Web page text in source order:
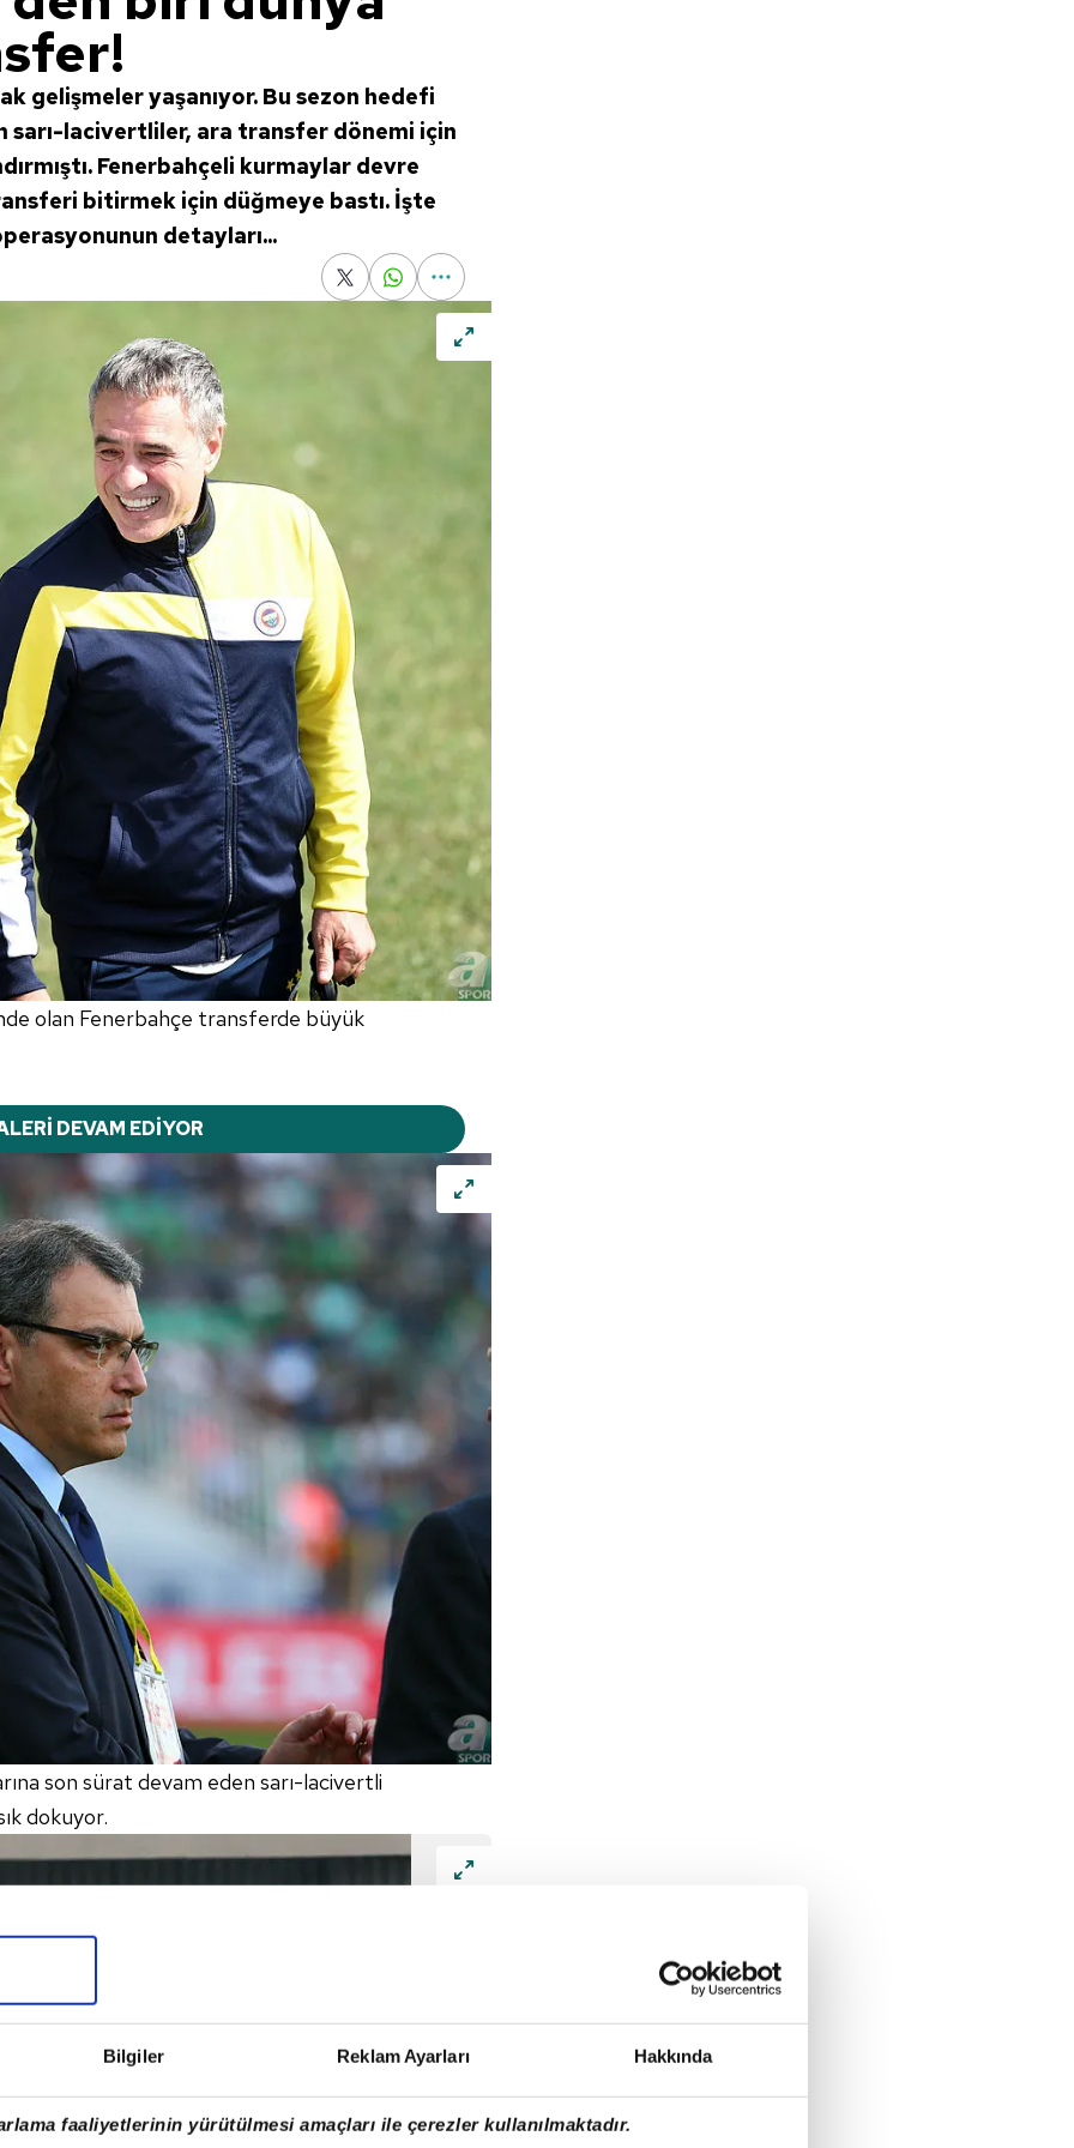
Bilgiler Reklam Ayarları Hakkında
faaliyetlerinin yürütülmesi amaçları ile çerezler kullanılmaktadır.
gelişmeler yaşanıyor. Bu sezon hedefi
sarı-lacivertliler, ara transfer dönemi için
Fenerbahçeli kurmaylar devre
bitirmek için düğmeye bastı. İşte
detayları...
olan Fenerbahçe transferde büyük
DEVAM EDİYOR
son sürat devam eden sarı-lacivertli
dokuyor.